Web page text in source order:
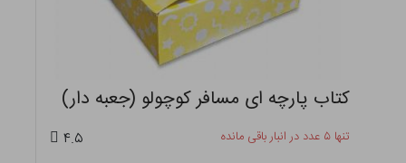
کتاب پارچه ای مسافر کوچولو (جعبه دار)
تنها ۵ عدد در انبار باقی مانده ۴.۵